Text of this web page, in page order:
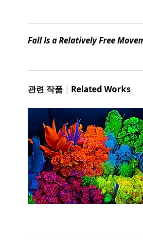
Fall Is a Relatively Free
관련 작품 | Related Works